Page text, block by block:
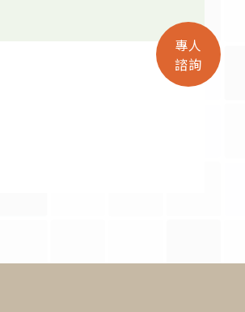
專人
諮詢